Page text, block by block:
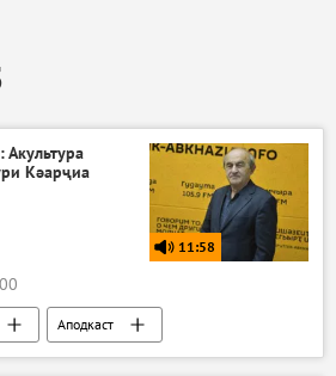
Кәарҷиа
11:58
Аподкаст